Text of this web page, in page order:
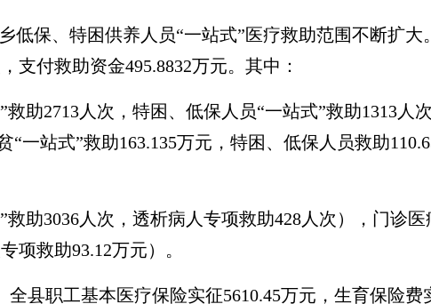
低保、特困供养人员“一站式”医疗救助范围不断扩大
，支付救助资金495.8832万元。 其中：
救助2713人次，特困、低保人员“一站式”救助1313人
“一站式”救助163.135万元，特困、低保人员救助
救助3036人次，透析病人专项救助428人次），门诊医
项救助93.12万元） 。
全县职工基本医疗保险实征5610.45万元，生育保险费